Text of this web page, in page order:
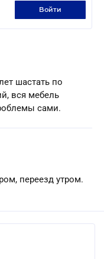
войти
шастать по
вся мебель
сами.
переезд утром.